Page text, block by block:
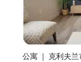
公寓 ｜ 克利夫